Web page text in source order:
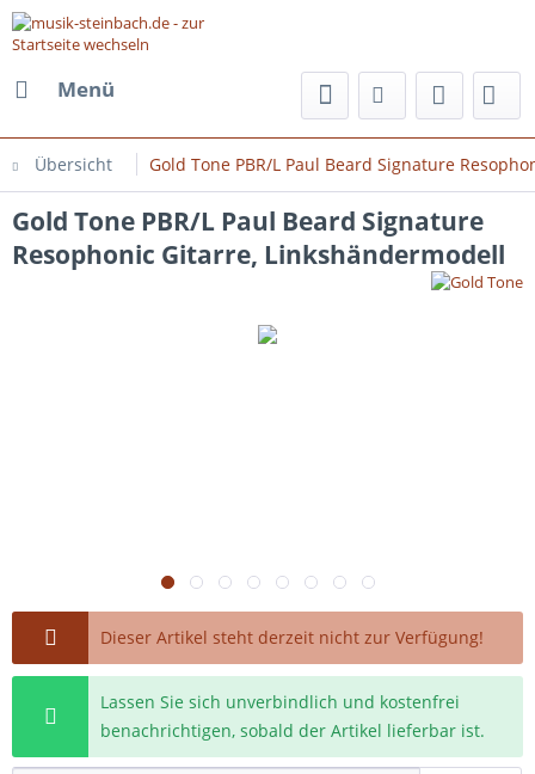
Menü
Übersicht Gold Tone PBR/L Paul Beard Signature
Gold Tone PBR/L Paul Beard Signature
Resophonic Gitarre, Linkshändermodell
Dieser Artikel steht derzeit nicht zur Verfügung!
Lassen Sie sich unverbindlich und kostenfrei
benachrichtigen, sobald der Artikel lieferbar ist.